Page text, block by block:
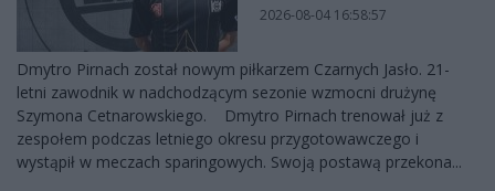
2026-08-04 16:58:57
Dmytro Pirnach został nowym piłkarzem Czarnych Jasło. 21-
letni zawodnik w nadchodzącym sezonie wzmocni drużynę
Szymona Cetnarowskiego. Dmytro Pirnach trenował już z
zespołem podczas letniego okresu przygotowawczego i
wystąpił w meczach sparingowych. Swoją postawą przekona...